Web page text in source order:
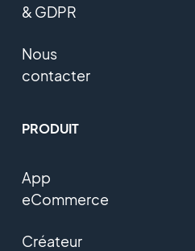
& GDPR
Nous
contacter
PRODUIT
App
eCommerce
Créateur